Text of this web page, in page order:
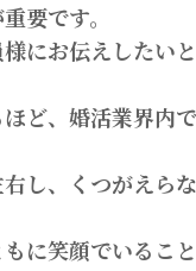
要です。
にお伝えしたい
ど、婚活業界内
し、くつがえら
に笑顔でいるこ